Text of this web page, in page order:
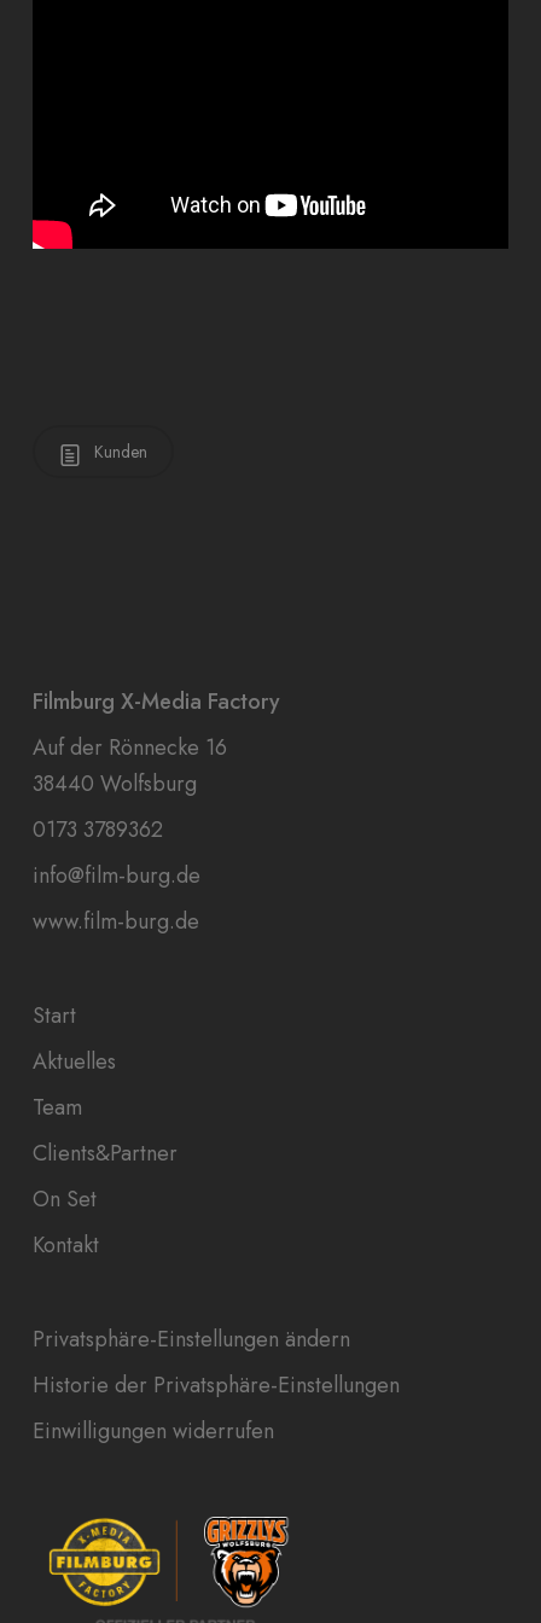
Kunden
Filmburg X-Media Factory
Auf der Rönnecke 16
38440 Wolfsburg
0173 3789362
info@film-burg.de
www.film-burg.de
Start
Aktuelles
Team
Clients&Partner
On Set
Kontakt
Privatsphäre-Einstellungen ändern
Historie der Privatsphäre-Einstellungen
Einwilligungen widerrufen